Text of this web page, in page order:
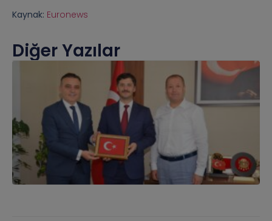
Kaynak: Euronews
Diğer Yazılar